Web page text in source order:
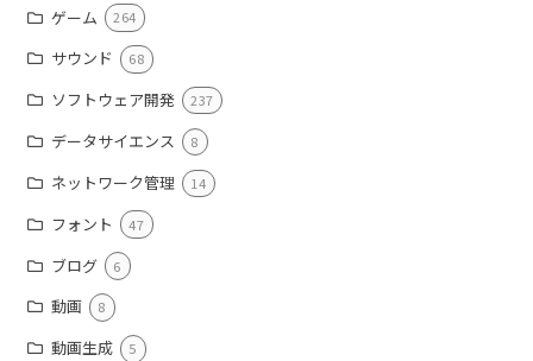
ゲーム 264
サウンド 68
ソフトウェア開発 237
データサイエンス 8
ネットワーク管理 14
フォント 47
ブログ 6
動画 8
動画生成 5